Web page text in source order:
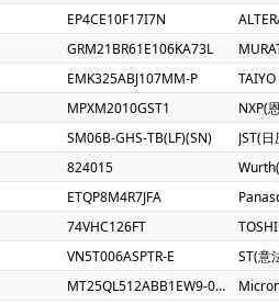
Createk Micro(达晶微)(1)
TONTEK(台
HEXIN(禾芯微)(1)
Chipanalog(川
RYCHiP(蕊源)(1) Unilc(紫光国芯
EP4CE10F17I7N
GRM21BR61E106KA73L
EMK325ABJ107MM-P
MPXM2010GST1
NXP(
SM06B-GHS-TB(LF)(SN)
JST(
824015
ETQP8M4R7JFA
74VHC126FT
VN5T006ASPTR-E
ST(意
MT25QL512ABB1EW9-0SIT